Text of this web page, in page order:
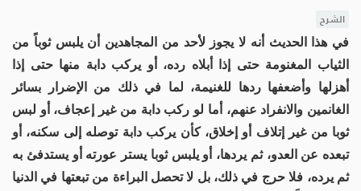
الشرح
في هذا الحديث أنه لا يجوز لأحد من المجاهدين أن يلبس ثوباً من
الثياب المغنومة حتى إذا أبلاه رده، أو يركب دابة منها حتى إذا
أهزلها وأضعفها ردها للغنيمة، لما في ذلك من الإضرار بسائر
الغانمين والانفراد عنهم، أما لو ركب دابة من غير إعجاف، أو لبس
ثوبا من غير إتلاف أو إخلاق، كأن يركب دابة توصله إلى سكنه، أو
تبعده عن العدو، ثم يردها، أو يلبس ثوبا يستر عورته أو يستدفئ به
ثم يرده، فلا حرج في ذلك، بل لا تحصل البراءة من تبعتها في الدنيا